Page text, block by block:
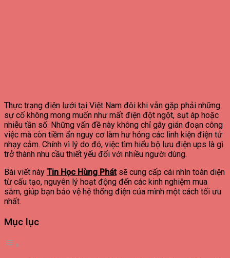
Thực trạng điện lưới tại Việt Nam đôi khi vẫn gặp phải những
sự cố không mong muốn như mất điện đột ngột, sụt áp hoặc
nhiễu tần số. Những vấn đề này không chỉ gây gián đoạn công
việc mà còn tiềm ẩn nguy cơ làm hư hỏng các linh kiện điện tử
nhạy cảm. Chính vì lý do đó, việc tìm hiểu bộ lưu điện ups là gì
trở thành nhu cầu thiết yếu đối với nhiều người dùng.
Bài viết này Tin Học Hùng Phátsẽ cung cấp cái nhìn toàn diện
từ cấu tạo, nguyên lý hoạt động đến các kinh nghiệm mua
sắm, giúp bạn bảo vệ hệ thống điện của mình một cách tối ưu
nhất.
Mục lục